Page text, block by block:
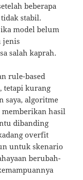
beberapa
stabil.
model belum
jenis
salah kaprah.
rule-based
tetapi kurang
saya, algoritme
hasil
dibanding
overfit
untuk skenario
berubah-